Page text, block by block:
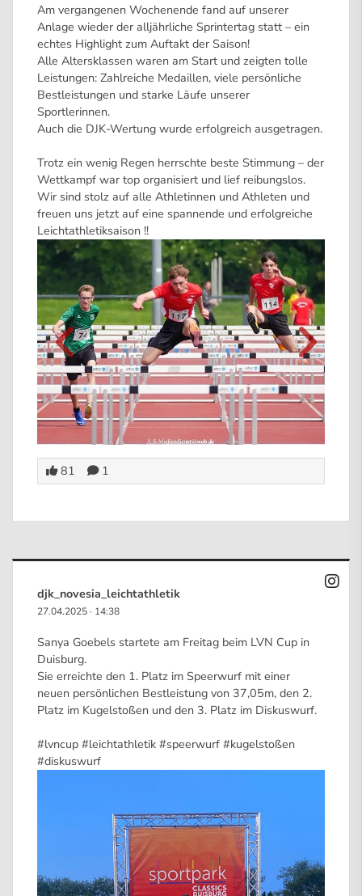
Am vergangenen Wochenende fand auf unserer
Anlage wieder der alljährliche Sprintertag statt – ein
echtes Highlight zum Auftakt der Saison!
Alle Altersklassen waren am Start und zeigten tolle
Leistungen: Zahlreiche Medaillen, viele persönliche
Bestleistungen und starke Läufe unserer
Sportlerinnen.
Auch die DJK-Wertung wurde erfolgreich ausgetragen.
Trotz ein wenig Regen herrschte beste Stimmung – der
Wettkampf war top organisiert und lief reibungslos.
Wir sind stolz auf alle Athletinnen und Athleten und
freuen uns jetzt auf eine spannende und erfolgreiche
Leichtathletiksaison !!
81 1
djk_novesia_leichtathletik
27.04.2025· 14:38
Sanya Goebels startete am Freitag beim LVN Cup in
Duisburg.
Sie erreichte den 1. Platz im Speerwurf mit einer
neuen persönlichen Bestleistung von 37,05m, den 2.
Platz im Kugelstoßen und den 3. Platz im Diskuswurf.
#lvncup #leichtathletik #speerwurf #kugelstoßen
#diskuswurf